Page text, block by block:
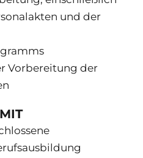
und der
Vorbereitung der